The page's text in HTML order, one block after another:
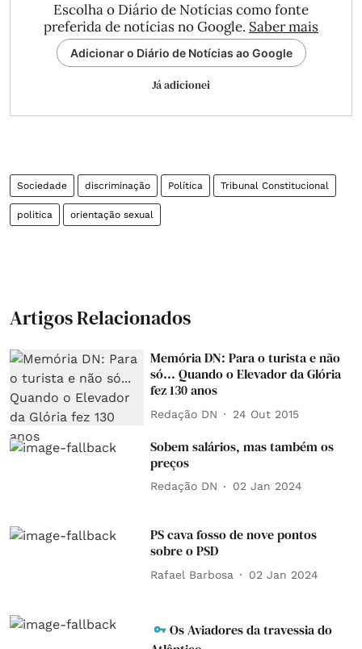
Escolha o Diário de Notícias como fonte
preferida de notícias no Google. Saber mais
Adicionar o Diário de Notícias ao Google
Já adicionei
Sociedade discriminação Política Tribunal Constitucional
politica orientação sexual
Artigos Relacionados
Memória DN: Para o turista e não
só... Quando o Elevador da Glória
fez 130 anos
Redação DN 24 Out 2015
Sobem salários, mas também os
preços
Redação DN 02 Jan 2024
PS cava fosso de nove pontos
sobre o PSD
Rafael Barbosa 02 Jan 2024
Os Aviadores da travessia do